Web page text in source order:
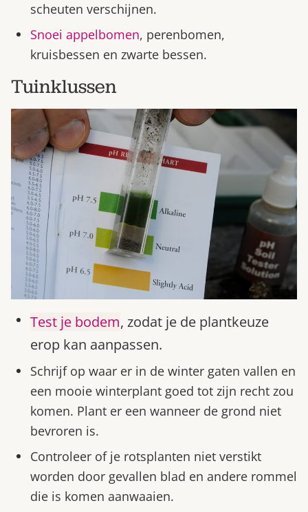
scheuten verschijnen.
Snoei appelbomen, perenbomen,
kruisbessen en zwarte bessen.
Tuinklussen
Test je bodem, zodat je de plantkeuze
erop kan aanpassen.
Schrijf op waar er in de winter gaten vallen en
een mooie winterplant goed tot zijn recht zou
komen. Plant er een wanneer de grond niet
bevroren is.
Controleer of je rotsplanten niet verstikt
worden door gevallen blad en andere rommel
die is komen aanwaaien.